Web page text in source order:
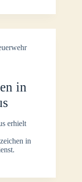
in
erhielt
in